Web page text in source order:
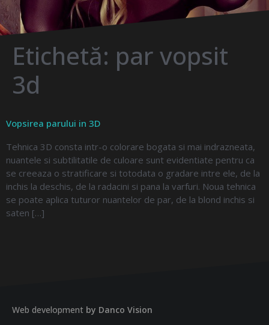
Etichetă: par vopsit
3d
Vopsirea parului in 3D
Tehnica 3D consta intr-o colorare bogata si mai indrazneata,
nuantele si subtilitatile de culoare sunt evidentiate pentru ca
se creeaza o stratificare si totodata o gradare intre ele, de la
inchis la deschis, de la radacini si pana la varfuri. Noua tehnica
se poate aplica tuturor nuantelor de par, de la blond inchis si
saten […]
Web development by Danco Vision